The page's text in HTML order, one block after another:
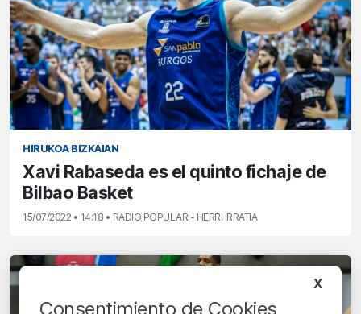
HIRUKOA BIZKAIAN
Xavi Rabaseda es el quinto fichaje de
Bilbao Basket
15/07/2022 • 14:18 • RADIO POPULAR - HERRI IRRATIA
X
Consentimiento de Cookies